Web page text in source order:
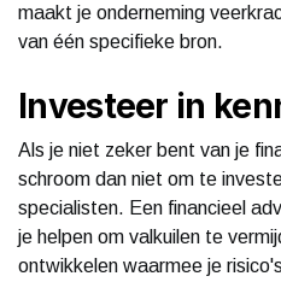
maakt je onderneming
van één specifieke bron.
Investeer in
Als je niet zeker bent van je
schroom dan niet om te
specialisten. Een financieel
je helpen om valkuilen te
ontwikkelen waarmee je